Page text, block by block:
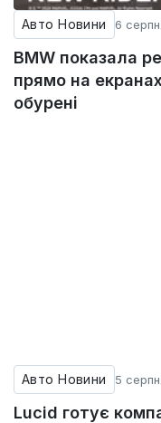
Авто Новини 6
BMW показала
прямо на
обурені
Авто Новини 5
Lucid готує